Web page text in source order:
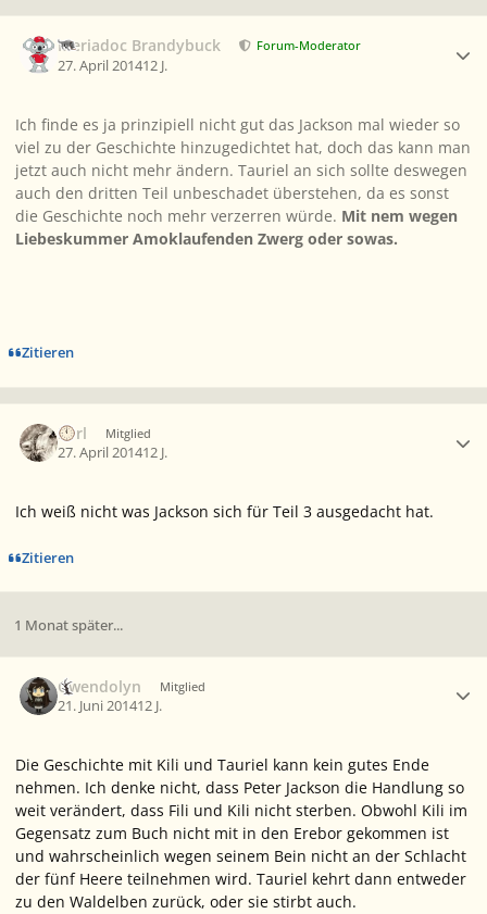
Meriadoc Brandybuck Forum-Moderator
27. April 201412 J.
Ich finde es ja prinzipiell nicht gut das Jackson mal wieder so
viel zu der Geschichte hinzugedichtet hat, doch das kann man
jetzt auch nicht mehr ändern. Tauriel an sich sollte deswegen
auch den dritten Teil unbeschadet überstehen, da es sonst
die Geschichte noch mehr verzerren würde. Mit nem wegen
Liebeskummer Amoklaufenden Zwerg oder sowas.
Zitieren
Eorl Mitglied
27. April 201412 J.
Ich weiß nicht was Jackson sich für Teil 3 ausgedacht hat.
Zitieren
1 Monat später...
Gwendolyn Mitglied
21. Juni 201412 J.
Die Geschichte mit Kili und Tauriel kann kein gutes Ende
nehmen. Ich denke nicht, dass Peter Jackson die Handlung so
weit verändert, dass Fili und Kili nicht sterben. Obwohl Kili im
Gegensatz zum Buch nicht mit in den Erebor gekommen ist
und wahrscheinlich wegen seinem Bein nicht an der Schlacht
der fünf Heere teilnehmen wird. Tauriel kehrt dann entweder
zu den Waldelben zurück, oder sie stirbt auch.